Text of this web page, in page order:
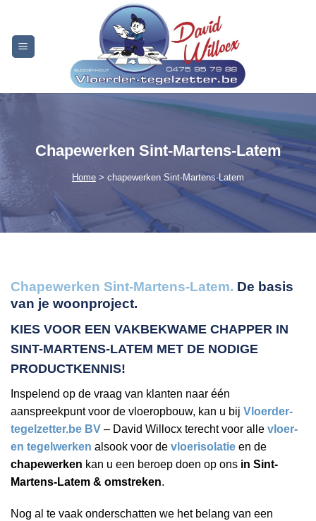
content
Chapewerken Sint-Martens-Latem
Home > chapewerken Sint-Martens-Latem
Chapewerken Sint-Martens-Latem. De basis
van je woonproject.
KIES VOOR EEN VAKBEKWAME CHAPPER IN
SINT-MARTENS-LATEM MET DE NODIGE
PRODUCTKENNIS!
Inspelend op de vraag van klanten naar één
aanspreekpunt voor de vloeropbouw, kan u bij Vloerder-
tegelzetter.be BV – David Willocx terecht voor alle vloer-
en tegelwerken alsook voor de vloerisolatie en de
chapewerken kan u een beroep doen op ons in Sint-
Martens-Latem & omstreken.
Nog al te vaak onderschatten we het belang van een